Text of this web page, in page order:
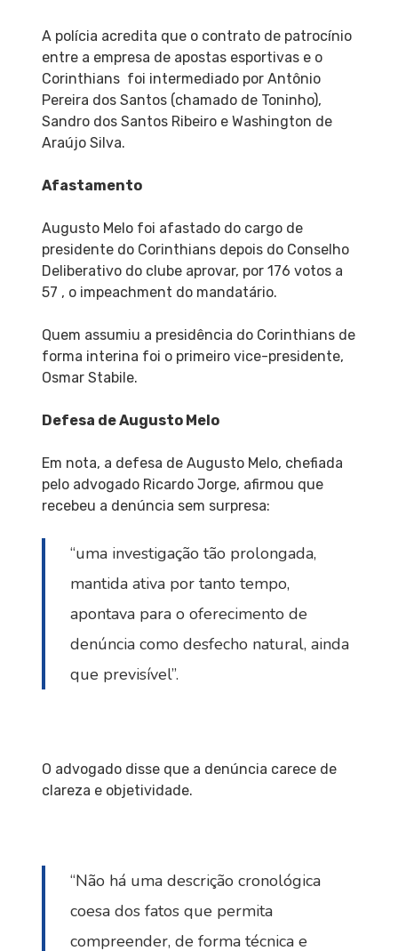
A polícia acredita que o contrato de patrocínio
entre a empresa de apostas esportivas e o
Corinthians foi intermediado por Antônio
Pereira dos Santos (chamado de Toninho),
Sandro dos Santos Ribeiro e Washington de
Araújo Silva.
Afastamento
Augusto Melo foi afastado do cargo de
presidente do Corinthians depois do Conselho
Deliberativo do clube aprovar, por 176 votos a
57 , o impeachment do mandatário.
Quem assumiu a presidência do Corinthians de
forma interina foi o primeiro vice-presidente,
Osmar Stabile.
Defesa de Augusto Melo
Em nota, a defesa de Augusto Melo, chefiada
pelo advogado Ricardo Jorge, afirmou que
recebeu a denúncia sem surpresa:
“uma investigação tão prolongada,
mantida ativa por tanto tempo,
apontava para o oferecimento de
denúncia como desfecho natural, ainda
que previsível”.
O advogado disse que a denúncia carece de
clareza e objetividade.
“Não há uma descrição cronológica
coesa dos fatos que permita
compreender, de forma técnica e